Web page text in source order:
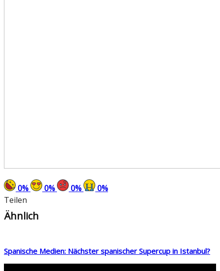
0% 0% 0% 0%
Teilen
Ähnlich
Spanische Medien: Nächster spanischer Supercup in Istanbul?